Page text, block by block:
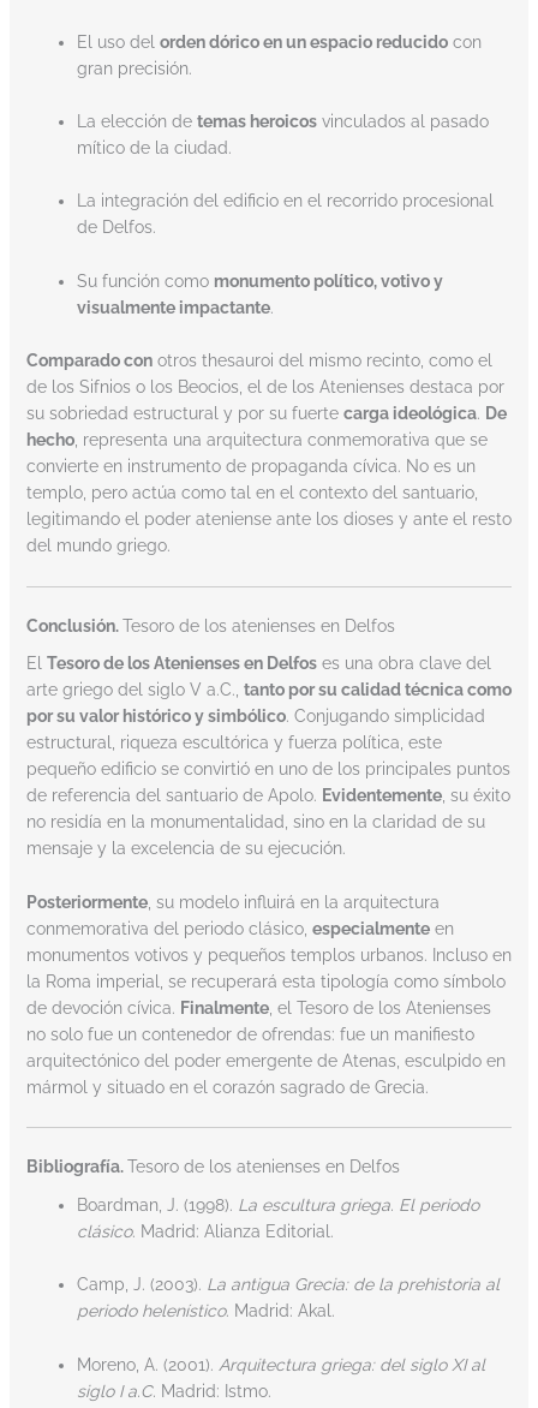
El uso del orden dórico en un espacio reducidocon
gran precisión.
La elección de temas heroicosvinculados al pasado
mítico de la ciudad.
La integración del edificio en el recorrido procesional
de Delfos.
Su función como monumento político, votivo y
visualmente impactante.
Comparado conotros thesauroi del mismo recinto, como el
de los Sifnios o los Beocios, el de los Atenienses destaca por
su sobriedad estructural y por su fuerte carga ideológica. De
hecho, representa una arquitectura conmemorativa que se
convierte en instrumento de propaganda cívica. No es un
templo, pero actúa como tal en el contexto del santuario,
legitimando el poder ateniense ante los dioses y ante el resto
del mundo griego.
Conclusión.Tesoro de los atenienses en Delfos
El Tesoro de los Atenienses en Delfoses una obra clave del
arte griego del siglo V a.C., tanto por su calidad técnica como
por su valor histórico y simbólico. Conjugando simplicidad
estructural, riqueza escultórica y fuerza política, este
pequeño edificio se convirtió en uno de los principales puntos
de referencia del santuario de Apolo. Evidentemente, su éxito
no residía en la monumentalidad, sino en la claridad de su
mensaje y la excelencia de su ejecución.
Posteriormente, su modelo influirá en la arquitectura
conmemorativa del periodo clásico, especialmenteen
monumentos votivos y pequeños templos urbanos. Incluso en
la Roma imperial, se recuperará esta tipología como símbolo
de devoción cívica. Finalmente, el Tesoro de los Atenienses
no solo fue un contenedor de ofrendas: fue un manifiesto
arquitectónico del poder emergente de Atenas, esculpido en
mármol y situado en el corazón sagrado de Grecia.
Bibliografía.Tesoro de los atenienses en Delfos
Boardman, J. (1998). La escultura griega. El periodo
clásico. Madrid: Alianza Editorial.
Camp, J. (2003). La antigua Grecia: de la prehistoria al
periodo helenístico. Madrid: Akal.
Moreno, A. (2001). Arquitectura griega: del siglo XI al
siglo I a.C. Madrid: Istmo.